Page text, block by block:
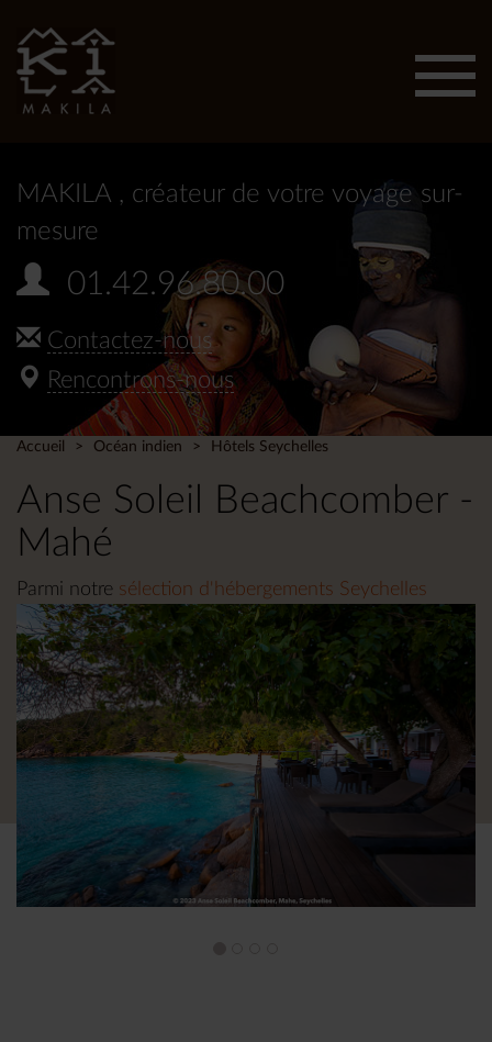
MAKILA , créateur de votre voyage sur-
mesure
01.42.96.80.00
Contactez-nous
Rencontrons-nous
Accueil Océan indien Hôtels Seychelles
Anse Soleil Beachcomber -
Mahé
Parmi notre sélection d'hébergements Seychelles